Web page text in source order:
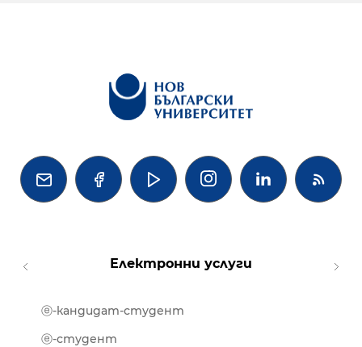
   
Електронни услуги
ⓔ-кандидат-студент
ⓔ-студент